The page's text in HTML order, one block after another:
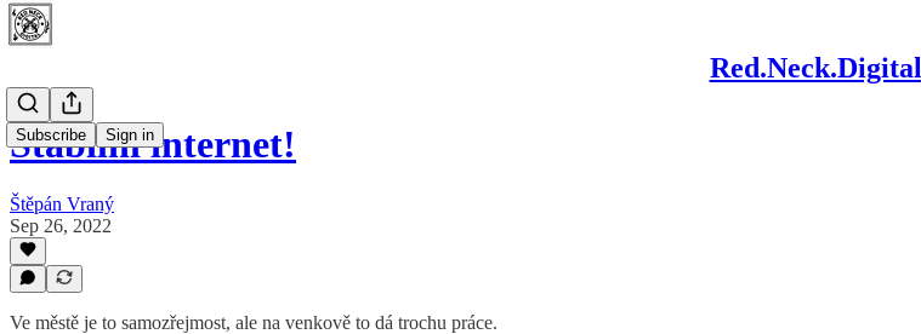
Red.Neck.Digital
Subscribe Sign in
Stabilní internet!
Štěpán Vraný
Sep 26, 2022
Ve městě je to samozřejmost, ale na venkově to dá trochu práce.